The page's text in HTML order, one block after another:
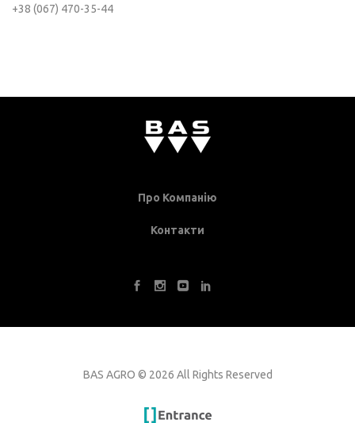
+38 (067) 470-35-44
Про Компанію
Контакти
BAS AGRO © 2026 All Rights Reserved